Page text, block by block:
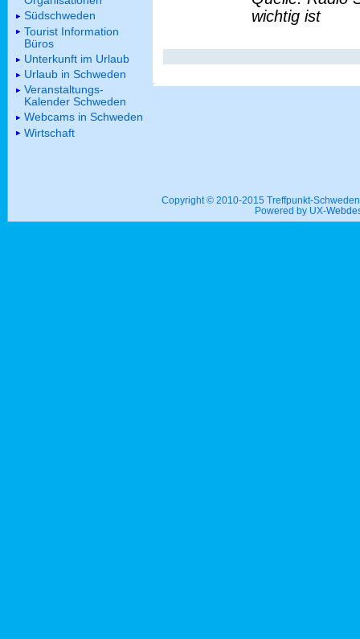
wichtig ist
Südschweden
Tourist Information
Büros
Unterkunft im Urlaub
Urlaub in Schweden
Veranstaltungs-
Kalender Schweden
Webcams in Schweden
Wirtschaft
Copyright © 2010-2015 Treffpunkt-
Powered by UX-